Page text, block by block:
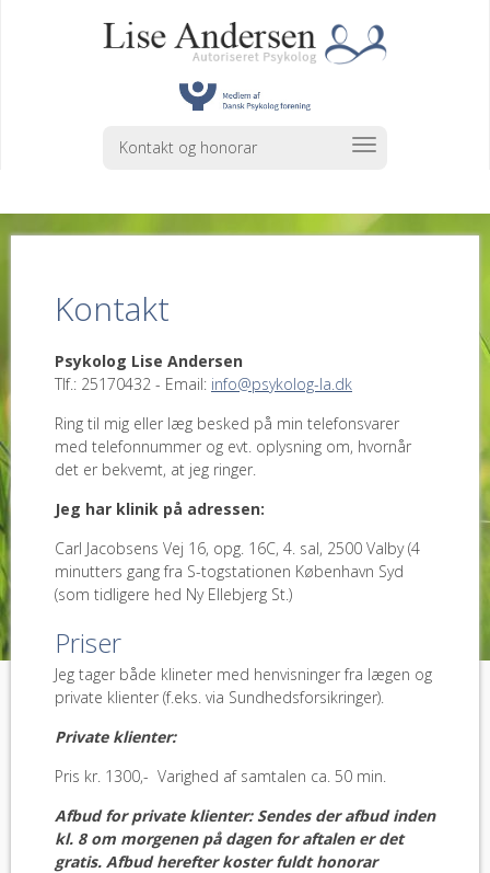
Kontakt og honorar
Kontakt
Psykolog Lise Andersen
Tlf.: 25170432 - Email: info@psykolog-la.dk
Ring til mig eller læg besked på min telefonsvarer
med telefonnummer og evt. oplysning om, hvornår
det er bekvemt, at jeg ringer.
Jeg har klinik på adressen:
Carl Jacobsens Vej 16, opg. 16C, 4. sal, 2500 Valby (4
minutters gang fra S-togstationen København Syd
(som tidligere hed Ny Ellebjerg St.)
Priser
Jeg tager både klineter med henvisninger fra lægen og
private klienter (f.eks. via Sundhedsforsikringer).
Private klienter:
Pris kr. 1300,- Varighed af samtalen ca. 50 min.
Afbud for private klienter: Sendes der afbud inden
kl. 8 om morgenen på dagen for aftalen er det
gratis. Afbud herefter koster fuldt honorar